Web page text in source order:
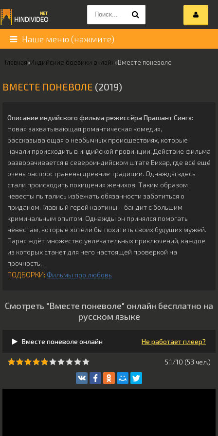
Наше меню (нажмите)
Главная»Индийские боевики онлайн»Вместе поневоле
ВМЕСТЕ ПОНЕВОЛЕ (2019)
Описание индийского фильма режиссёра Прашант Сингх:
Новая захватывающая романтическая комедия,
рассказывающая о необычных происшествиях, которые
начали происходить в индийской провинции. Действие фильма
разворачивается в североиндийском штате Бихар, где всё ещё
очень распространены древние традиции. Однажды здесь
стали происходить похищения женихов. Таким образом
невесты пытались избежать обязанности заботиться о
приданом. Главный герой картины – бандит с большим
криминальным опытом. Однажды он принялся помогать
невестам, которые хотели бы похитить своих будущих мужей.
Парня ждёт множество увлекательных приключений, каждое
из которых станет для него настоящей проверкой на
прочность…
ПОДБОРКИ: Фильмы про любовь
Смотреть "Вместе поневоле" онлайн бесплатно на
русском языке
Вместе поневоле онлайн Не работает плеер?
5.1/10 (53 чeл.)